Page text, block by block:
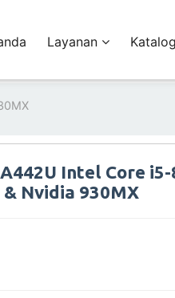
Layanan
Intel Core i5-
Nvidia 930MX